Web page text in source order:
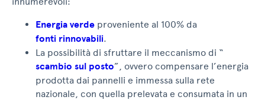
Energia verde proveniente al 100% da
fonti rinnovabili.
La possibilità di sfruttare il meccanismo di “
scambio sul posto”, ovvero compensare l’energia
prodotta dai pannelli e immessa sulla rete
nazionale, con quella prelevata e consumata in un